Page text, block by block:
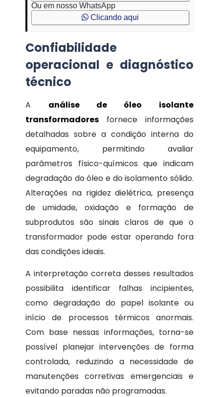
Ou em nosso WhatsApp
Clicando aqui
Confiabilidade
operacional e diagnóstico
técnico
A análise de óleo isolante
transformadores fornece informações
detalhadas sobre a condição interna do
equipamento, permitindo avaliar
parâmetros físico-químicos que indicam
degradação do óleo e do isolamento sólido.
Alterações na rigidez dielétrica, presença
de umidade, oxidação e formação de
subprodutos são sinais claros de que o
transformador pode estar operando fora
das condições ideais.
A interpretação correta desses resultados
possibilita identificar falhas incipientes,
como degradação do papel isolante ou
início de processos térmicos anormais.
Com base nessas informações, torna-se
possível planejar intervenções de forma
controlada, reduzindo a necessidade de
manutenções corretivas emergenciais e
evitando paradas não programadas.